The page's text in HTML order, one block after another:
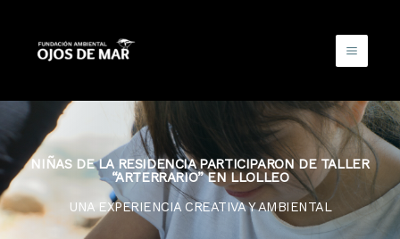
NIÑAS DE LA RESIDENCIA PARTICIPARON DE TALLER
“ARTERRARIO” EN LLOLLEO
UNA EXPERIENCIA CREATIVA Y AMBIENTAL